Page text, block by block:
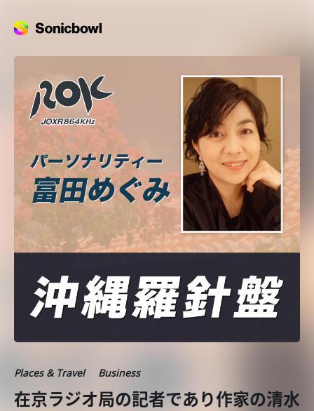
Places & Travel Business
在京ラジオ局の記者であり作家の清水